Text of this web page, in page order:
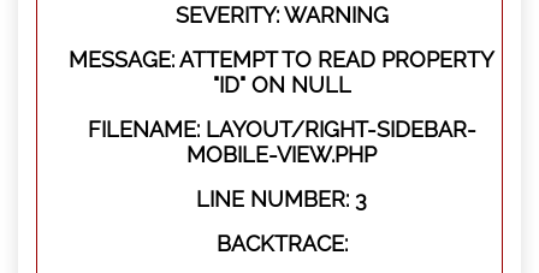
SEVERITY: WARNING
MESSAGE: ATTEMPT TO READ PROPERTY
"ID" ON NULL
FILENAME: LAYOUT/RIGHT-SIDEBAR-
MOBILE-VIEW.PHP
LINE NUMBER: 3
BACKTRACE: